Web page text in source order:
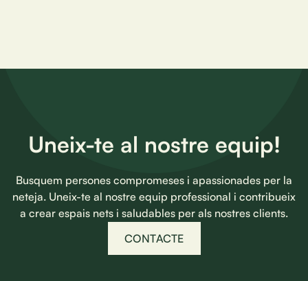
Uneix-te al nostre equip!
Busquem persones compromeses i apassionades per la
neteja. Uneix-te al nostre equip professional i contribueix
a crear espais nets i saludables per als nostres clients.
CONTACTE